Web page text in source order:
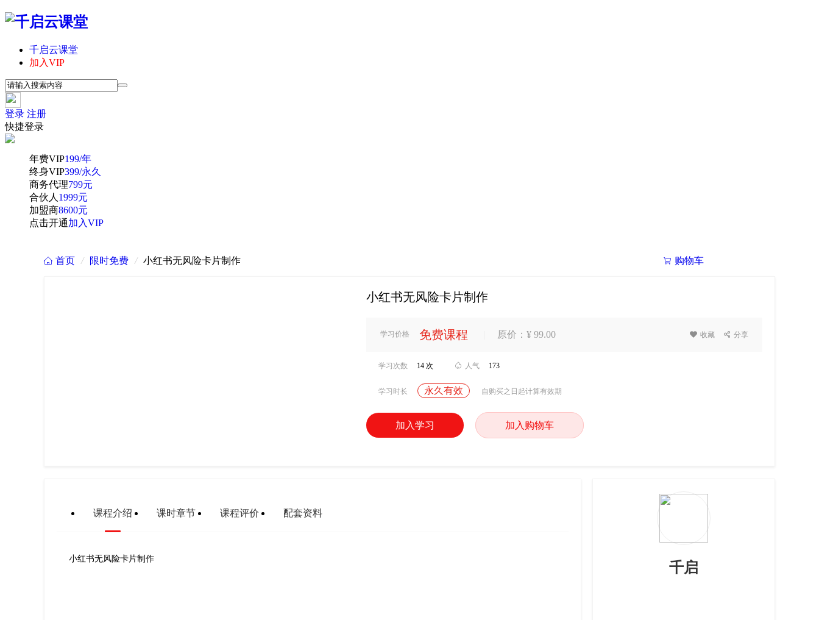
千启云课堂
加入VIP
登录 注册
快捷登录
年费VIP199/年
终身VIP399/永久
商务代理799元
合伙人 1999元
加盟商8600元
点击开通加入VIP
 购物车
 首页 / 限时免费 / 小红书无风险卡片制作
小红书无风险卡片制作
学习价格 免费课程 原价：¥ 99.00  收藏  分享
学习次数 14 次  人气 173
学习时长 永久有效 自购买之日起计算有效期
加入学习 加入购物车
课程介绍 课时章节 课程评价 配套资料
小红书无风险卡片制作
千启